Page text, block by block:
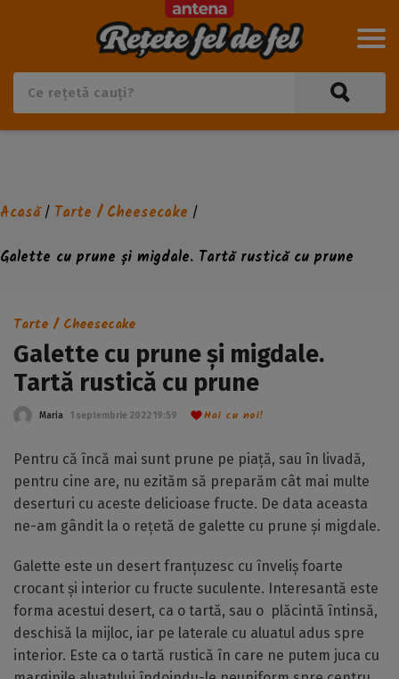
Acasă/ Tarte / Cheesecake /
Galette cu prune și migdale. Tartă rustică cu prune
Tarte / Cheesecake
Galette cu prune și migdale.
Tartă rustică cu prune
Maria 1 septembrie 2022 19:59 Hai cu noi!
Pentru că încă mai sunt prune pe piață, sau în livadă,
pentru cine are, nu ezităm să preparăm cât mai multe
deserturi cu aceste delicioase fructe. De data aceasta
ne-am gândit la o rețetă de galette cu prune și migdale.
Galette este un desert franțuzesc cu înveliș foarte
crocant și interior cu fructe suculente. Interesantă este
forma acestui desert, ca o tartă, sau o plăcintă întinsă,
deschisă la mijloc, iar pe laterale cu aluatul adus spre
interior. Este ca o tartă rustică în care ne putem juca cu